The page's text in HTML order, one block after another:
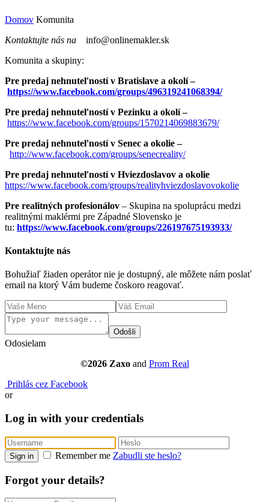
Domov Komunita
Kontaktujte nás na
info@onlinemakler.sk
Komunita a skupiny:
Pre predaj nehnuteľností v Bratislave a okolí –
https://www.facebook.com/groups/496319241068394/
Pre predaj nehnuteľností v Pezinku a okolí –
https://www.facebook.com/groups/1570214069883679/
Pre predaj nehnuteľností v Senec a okolie –
http://www.facebook.com/groups/senecreality/
Pre predaj nehnuteľností v Hviezdoslavov a okolie
https://www.facebook.com/groups/realityhviezdoslavovokolie
Pre realitných profesionálov – Skupina na spoluprácu medzi
realitnými maklérmi pre Západné Slovensko je
tu: https://www.facebook.com/groups/226197675193933/
Kontaktujte nás
Bohužiaľ žiaden operátor nie je dostupný, ale môžete nám poslať
email na ktorý Vám budeme čoskoro reagovať.
Odošli
Odosielam
©2026 Zaxoand Prom Real
Prihlás cez Facebook
or
Log in with your credentials
Sign in Remember me Zabudli ste heslo?
Forgot your details?